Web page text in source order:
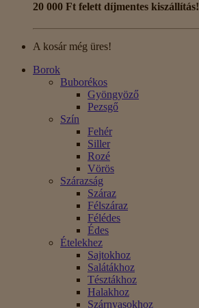
20 000 Ft felett díjmentes kiszállítás!
A kosár még üres!
Borok
Buborékos
Gyöngyöző
Pezsgő
Szín
Fehér
Siller
Rozé
Vörös
Szárazság
Száraz
Félszáraz
Félédes
Édes
Ételekhez
Sajtokhoz
Salátákhoz
Tésztákhoz
Halakhoz
Szárnyasokhoz